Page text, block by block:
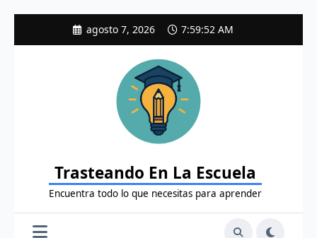
agosto 7, 2026 7:59:53 AM
Trasteando En La Escuela
Encuentra todo lo que necesitas para aprender